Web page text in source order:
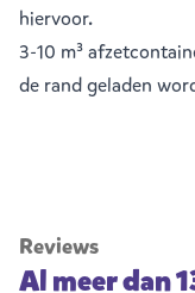
hiervoor.
3-10 m³
de rand geladen
Reviews
Al meer dan